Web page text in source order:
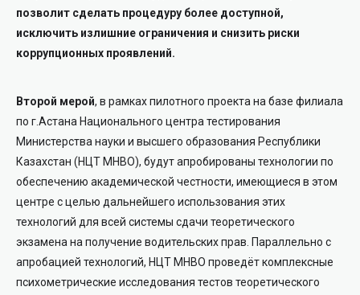
позволит сделать процедуру более доступной,
исключить излишние ограничения и снизить риски
коррупционных проявлений.
Второй мерой, в рамках пилотного проекта на базе филиала
по г.Астана Национального центра тестирования
Министерства науки и высшего образования Республики
Казахстан (НЦТ МНВО), будут апробированы технологии по
обеспечению академической честности, имеющиеся в этом
центре с целью дальнейшего использования этих
технологий для всей системы сдачи теоретического
экзамена на получение водительских прав. Параллельно с
апробацией технологий, НЦТ МНВО проведёт комплексные
психометрические исследования тестов теоретического